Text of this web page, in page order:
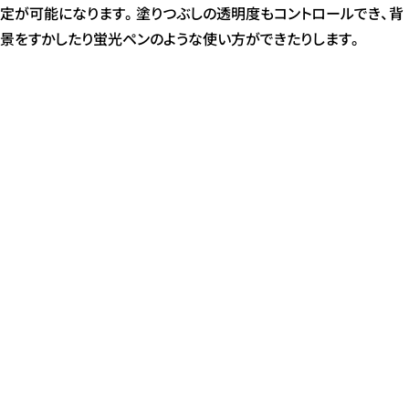
定が可能になります。塗りつぶしの透明度もコントロールでき、背
景をすかしたり蛍光ペンのような使い方ができたりします。